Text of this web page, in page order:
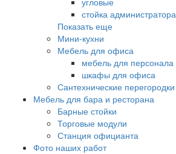
стойка администратора
Показать еще
Мини-кухни
Мебель для офиса
мебель для персонала
шкафы для офиса
Сантехнические перегородки
Мебель для бара и ресторана
Барные стойки
Торговые модули
Станция официанта
Фото наших работ